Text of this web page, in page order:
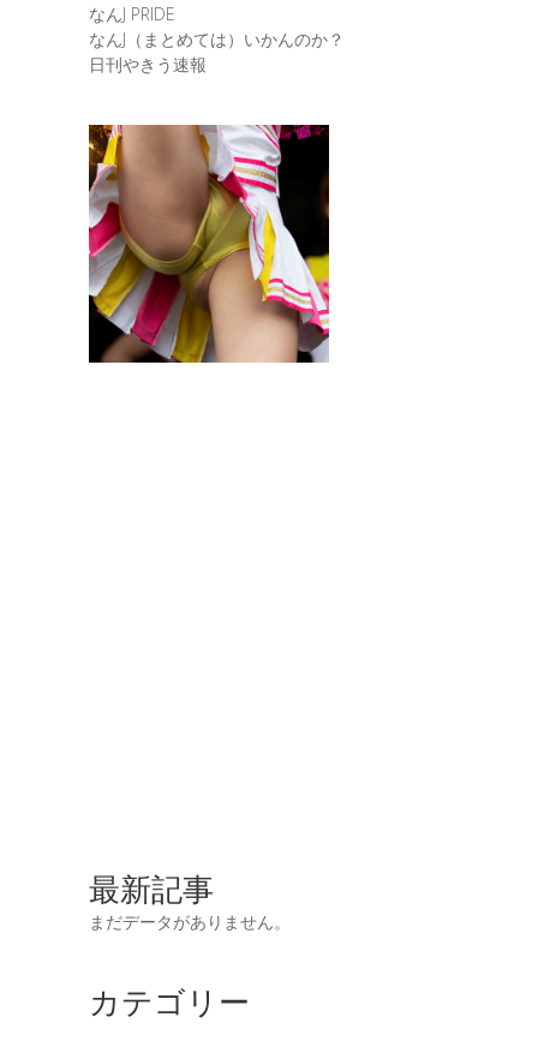
なんJ PRIDE
なんJ（まとめては）いかんのか？
日刊やきう速報
最新記事
まだデータがありません。
カテゴリー